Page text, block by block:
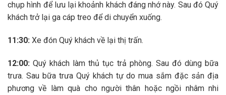
chụp hình để lưu lại khoảnh khách đáng nhớ này. Sau đó Quý
khách trở lại ga cáp treo để di chuyển xuống.
11:30: Xe đón Quý khách về lại thị trấn.
12:00: Quý khách làm thủ tục trả phòng. Sau đó dùng bữa
trưa. Sau bữa trưa Quý khách tự do mua sắm đặc sản địa
phương về làm quà cho người thân hoặc ngồi nhâm nhi